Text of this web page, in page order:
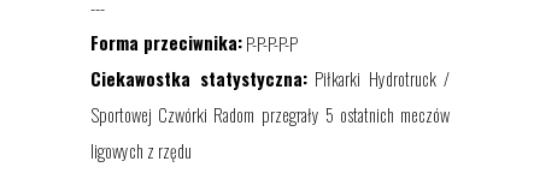
---
Forma przeciwnika:P-P-P-P-P
Ciekawostka statystyczna:Piłkarki Hydrotruck /
Sportowej Czwórki Radom przegrały 5 ostatnich meczów
ligowych z rzędu